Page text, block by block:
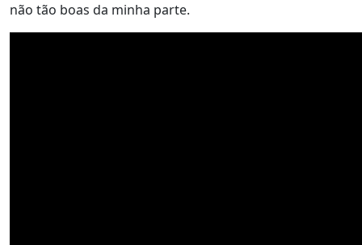
não tão boas da minha parte.